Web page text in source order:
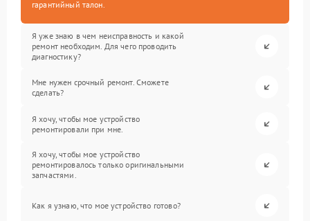
гарантийный талон.
Я уже знаю в чем неисправность и какой
ремонт необходим. Для чего проводить
диагностику?
Мне нужен срочный ремонт. Сможете
сделать?
Я хочу, чтобы мое устройство
ремонтировали при мне.
Я хочу, чтобы мое устройство
ремонтировалось только оригинальными
запчастями.
Как я узнаю, что мое устройство готово?